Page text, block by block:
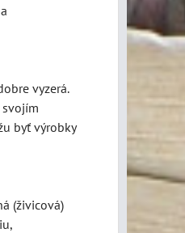
vyzerá.
byť výrobky
(živicová)